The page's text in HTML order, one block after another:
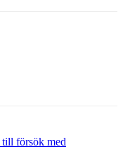
försök med